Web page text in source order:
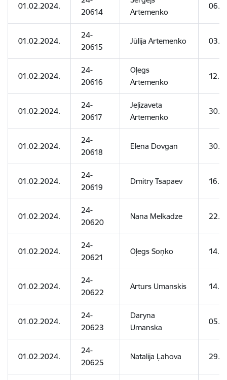
01.02.2024.
20614
Artemenko
01.02.2024.
24-
20615
Jūlija Artemenko
01.02.2024.
24-
20616
Oļegs
Artemenko
01.02.2024.
24-
20617
Jeļizaveta
Artemenko
01.02.2024.
24-
20618
Elena Dovgan
01.02.2024.
24-
20619
Dmitry Tsapaev
01.02.2024.
24-
20620
Nana Melkadze
01.02.2024.
24-
20621
Oļegs Soņko
01.02.2024.
24-
20622
Arturs Umanskis
01.02.2024.
24-
20623
Daryna
Umanska
01.02.2024.
24-
20625
Natalija Ļahova